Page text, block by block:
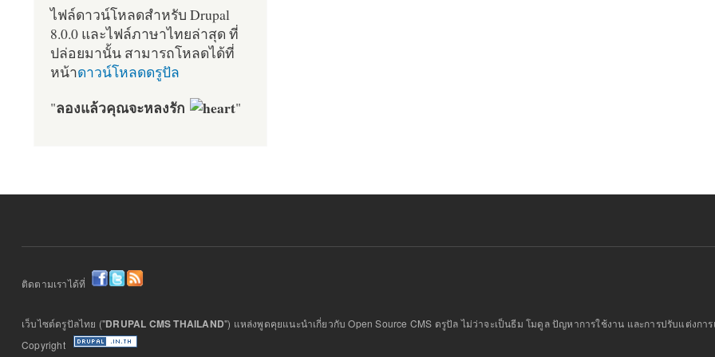
ไฟล์ดาวน์โหลดสำหรับ Drupal
8.0.0 และไฟล์ภาษาไทยล่าสุด ที่
ปล่อยมานั้น สามารถโหลดได้ที่
หน้าดาวน์โหลดดรูปัล
"ลองแล้วคุณจะหลงรัก "
ติดตามเราได้ที่
เว็บไซต์ดรูปัลไทย ("DRUPAL CMS THAILAND") แหล่งพูดคุยแนะนำเกี่ยวกับ Open Source CMS ดรูปัล ไม่ว่าจะเป็นธีม โมดูล ปัญหาการใช้งาน และการปรับแต่งกา
Copyright